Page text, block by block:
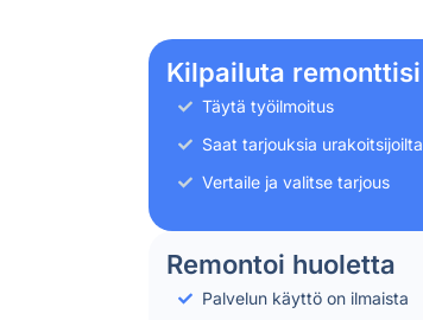
Kilpailuta remonttisi
Täytä työilmoitus
Saat tarjouksia urakoitsijoilta
Vertaile ja valitse tarjous
Remontoi huoletta
Palvelun käyttö on ilmaista